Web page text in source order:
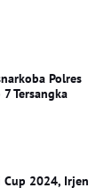
Polres
Tersangka
Cup 2024, Irjen